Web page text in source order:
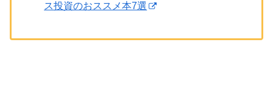
ス投資のおススメ本7選